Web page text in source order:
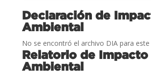
Declaración de
Ambiental
No se encontró el archivo DIA para este
Relatorio de Impacto
Ambiental